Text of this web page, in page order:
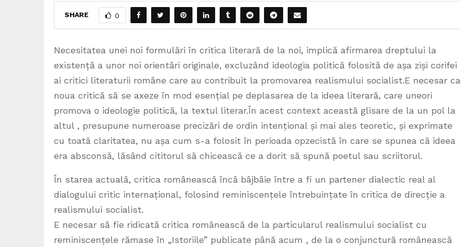
SHARE 0
Necesitatea unei noi formulări în critica literară de la noi, implică afirmarea dreptului la
existență a unor noi orientări originale, excluzând ideologia politică folosită de așa ziși corifei
ai critici literaturii române care au contribuit la promovarea realismului socialist.E necesar ca
noua critică să se axeze în mod esențial pe deplasarea de la ideea literară, care uneori
promova o ideologie politică, la textul literar.În acest context această glisare de la un pol la
altul , presupune numeroase precizări de ordin intențional și mai ales teoretic, și exprimate
cu toată claritatea, nu așa cum s-a folosit în perioada opzecistă în care se spunea că ideea
era absconsă, lăsând cititorul să chicească ce a dorit să spună poetul sau scriitorul.
În starea actuală, critica românească încă bâjbâie între a fi un partener dialectic real al
dialogului critic internațional, folosind reminiscențele întrebuințate în critica de direcție a
realismului socialist.
E necesar să fie ridicată critica românească de la particularul realismului socialist cu
reminiscențele rămase în „Istoriile” publicate până acum , de la o conjunctură românească